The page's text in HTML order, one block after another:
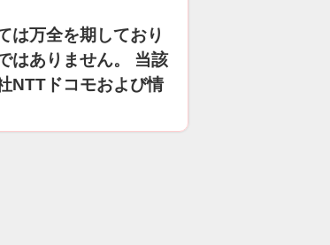
は万全を期しており
はありません。 当該
NTTドコモおよび情